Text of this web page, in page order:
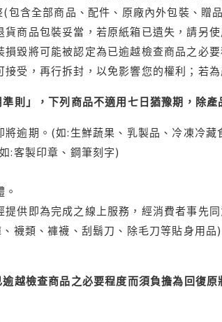
含全部商品、配件、原廠內外包裝、贈
商品包裝妥當，若原紙箱已遺失，請另
損毀將可能被認定為已逾越檢查商品之必
受，再行拆封，以免影響您的權利；若
則」，下列商品不適用七日猶豫期，除產
逾期。(如:生鮮蔬果、乳製品、冷凍冷藏
:客製印章、鋼筆刻字)
供即為完成之線上服務，經消費者事先
襪類、褲襪、刮鬍刀、除毛刀等貼身用品)
越檢查商品之必要程度而須負擔為回復